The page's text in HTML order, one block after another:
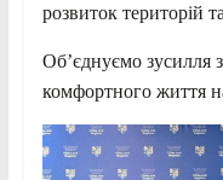
розвиток територій
Об’єднуємо зусилля
комфортного життя